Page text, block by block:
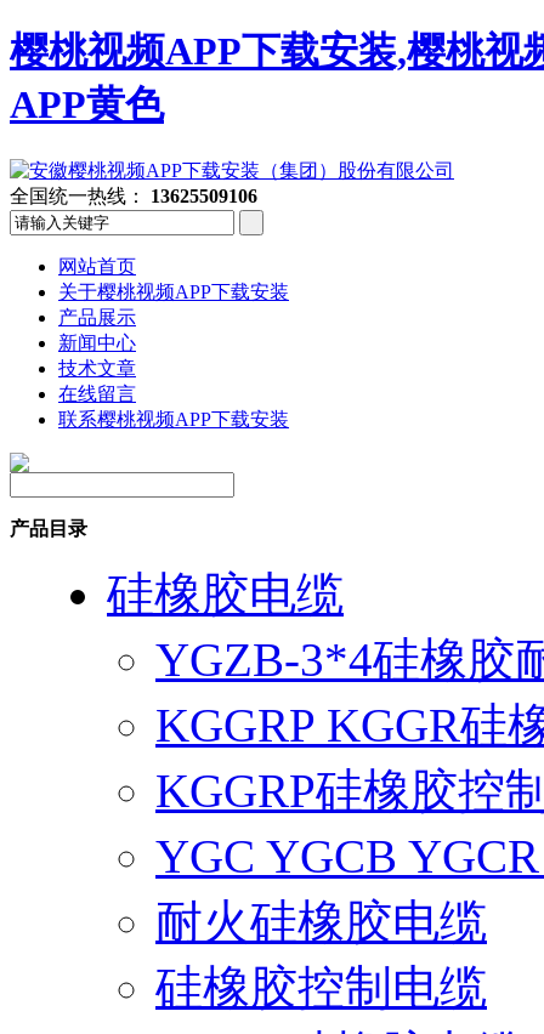
樱桃视频APP下载安装,樱桃
APP黄色
全国统一热线： 13625509106
网站首页
关于樱桃视频APP下载安装
产品展示
新闻中心
技术文章
在线留言
联系樱桃视频APP下载安装
产品目录
硅橡胶电缆
YGZB-3*4硅橡胶
KGGRP KGGR硅
KGGRP硅橡胶控
YGC YGCB
耐火硅橡胶电缆
硅橡胶控制电缆